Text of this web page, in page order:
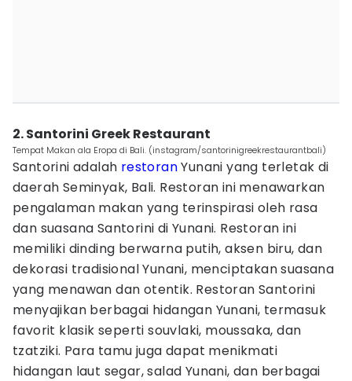
2. Santorini Greek Restaurant
Tempat Makan ala Eropa di Bali. (instagram/santorinigreekrestaurantbali)
Santorini adalah restoranYunani yang terletak di
daerah Seminyak, Bali. Restoran ini menawarkan
pengalaman makan yang terinspirasi oleh rasa
dan suasana Santorini di Yunani. Restoran ini
memiliki dinding berwarna putih, aksen biru, dan
dekorasi tradisional Yunani, menciptakan suasana
yang menawan dan otentik. Restoran Santorini
menyajikan berbagai hidangan Yunani, termasuk
favorit klasik seperti souvlaki, moussaka, dan
tzatziki. Para tamu juga dapat menikmati
hidangan laut segar, salad Yunani, dan berbagai